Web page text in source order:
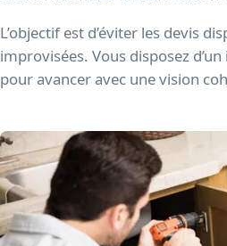
L’objectif est d’éviter les devis
improvisées. Vous disposez
pour avancer avec une vision